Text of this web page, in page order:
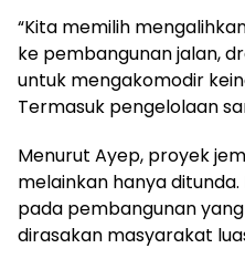
“Kita memilih
ke pembangunan jalan,
untuk mengakomodir
Termasuk pengelolaan
Menurut Ayep, proyek
melainkan hanya
pada pembangunan
dirasakan masyarakat